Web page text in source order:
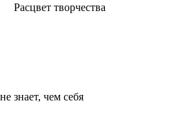
Расцвет творчества
знает, чем себя